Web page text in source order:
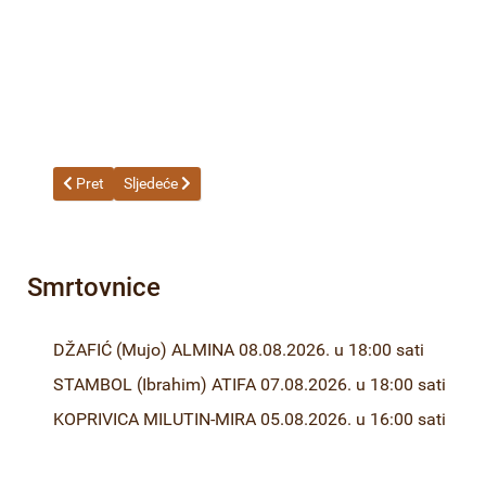
Prethodni članak: 20-23 Odluka o izboru najpovoljnijeg
Pret Sljedeći članak: 20-23 RJEŠENJE O USVAJANJU
Sljedeće
Smrtovnice
DŽAFIĆ (Mujo) ALMINA 08.08.2026. u 18:00 sati
STAMBOL (Ibrahim) ATIFA 07.08.2026. u 18:00 sati
KOPRIVICA MILUTIN-MIRA 05.08.2026. u 16:00 sati